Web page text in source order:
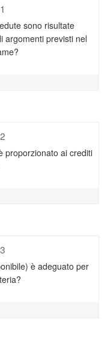
sono risultate
argomenti previsti nel
proporzionato ai crediti
è adeguato per